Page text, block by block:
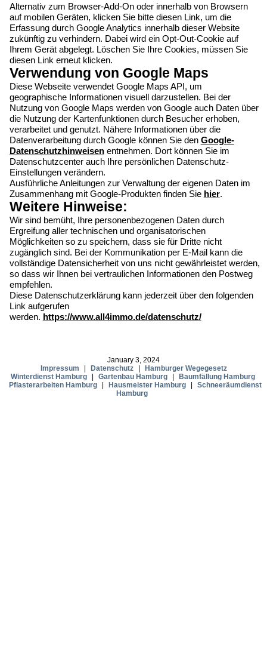
Alternativ zum Browser-Add-On oder innerhalb von Browsern
auf mobilen Geräten, klicken Sie bitte diesen Link, um die
Erfassung durch Google Analytics innerhalb dieser Website
zukünftig zu verhindern. Dabei wird ein Opt-Out-Cookie auf
Ihrem Gerät abgelegt. Löschen Sie Ihre Cookies, müssen Sie
diesen Link erneut klicken.
Verwendung von Google Maps
Diese Webseite verwendet Google Maps API, um
geographische Informationen visuell darzustellen. Bei der
Nutzung von Google Maps werden von Google auch Daten über
die Nutzung der Kartenfunktionen durch Besucher erhoben,
verarbeitet und genutzt. Nähere Informationen über die
Datenverarbeitung durch Google können Sie den Google-
Datenschutzhinweisenentnehmen. Dort können Sie im
Datenschutzcenter auch Ihre persönlichen Datenschutz-
Einstellungen verändern.
Ausführliche Anleitungen zur Verwaltung der eigenen Daten im
Zusammenhang mit Google-Produkten finden Sie hier.
Weitere Hinweise:
Wir sind bemüht, Ihre personenbezogenen Daten durch
Ergreifung aller technischen und organisatorischen
Möglichkeiten so zu speichern, dass sie für Dritte nicht
zugänglich sind. Bei der Kommunikation per E-Mail kann die
vollständige Datensicherheit von uns nicht gewährleistet werden,
so dass wir Ihnen bei vertraulichen Informationen den Postweg
empfehlen.
Diese Datenschutzerklärung kann jederzeit über den folgenden
Link aufgerufen
werden. https://www.all4immo.de/datenschutz/
January 3, 2024
Impressum
| Datenschutz |
Hamburger Wegegesetz
Winterdienst Hamburg
| Gartenbau Hamburg |
Baumfällung Hamburg
Pflasterarbeiten Hamburg
| Hausmeister Hamburg |
Schneeräumdienst
Hamburg